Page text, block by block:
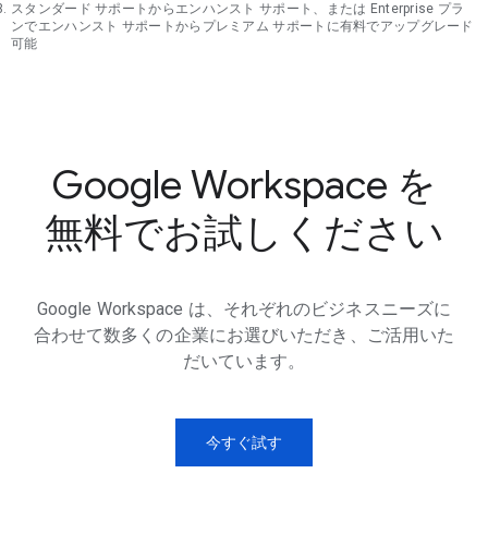
スタンダード サポートからエンハンスト サポート、または Enterprise プラ
ンでエンハンスト サポートからプレミアム サポートに有料でアップグレード
可能
Google Workspace を
無料でお試しください
Google Workspace は、それぞれのビジネスニーズに
合わせて数多くの企業にお選びいただき、ご活用いた
だいています。
今すぐ試す